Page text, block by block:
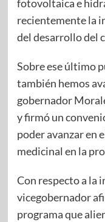
fotovoltaica e
recientemente la
del desarrollo del
Sobre ese último
también hemos
gobernador
y firmó un
poder avanzar en
medicinal en la
Con respecto a la
vicegobernador
programa que